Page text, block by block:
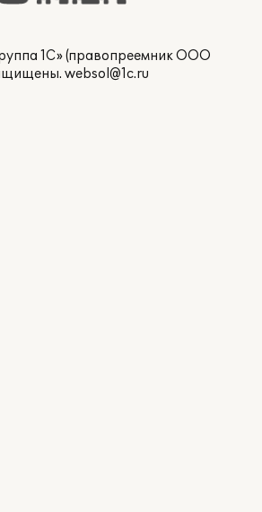
1С» (правопреемник ООО
websol@1c.ru